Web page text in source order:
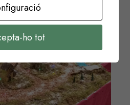
ho tot